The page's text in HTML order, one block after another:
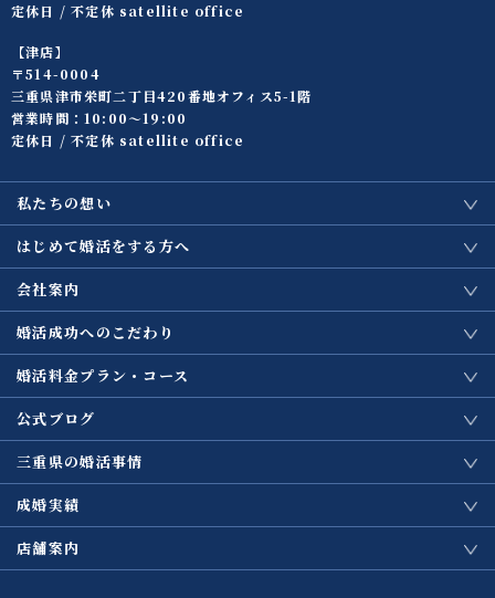
定休日 / 不定休 satellite office
【津店】
〒514-0004
三重県津市栄町二丁目420番地オフィス5-1階
営業時間：10:00〜19:00
定休日 / 不定休 satellite office
私たちの想い
はじめて婚活をする方へ
会社案内
婚活成功へのこだわり
婚活料金プラン・コース
公式ブログ
三重県の婚活事情
成婚実績
店舗案内